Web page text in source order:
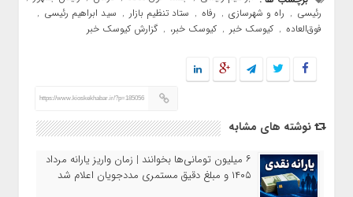
رئیسی , راه و شهرسازی , رفاه , ستاد تنظیم بازار , سید ابراهیم رئیسی ,
فوق‌العاده , کیوسک خبر , کیوسک خبر، , گزارش کیوسک خبر
https://www.kioskekhabar.ir/?p=185056
نوشته های مشابه
۶ میلیون تومانی‌ها بخوانند | زمان واریز یارانه مرداد
۱۴۰۵ و مبلغ دقیق مستمری مددجویان اعلام شد